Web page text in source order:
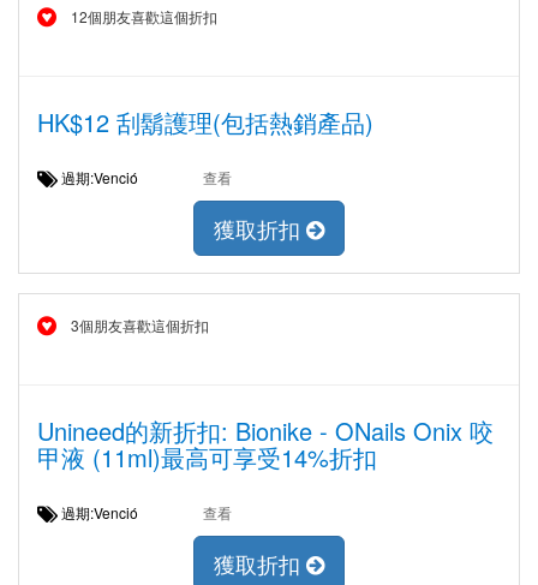
12個朋友喜歡這個折扣
HK$12 刮鬍護理(包括熱銷產品)
過期:Venció 查看
獲取折扣
3個朋友喜歡這個折扣
Unineed的新折扣: Bionike - ONails Onix 咬
甲液 (11ml)最高可享受14%折扣
過期:Venció 查看
獲取折扣